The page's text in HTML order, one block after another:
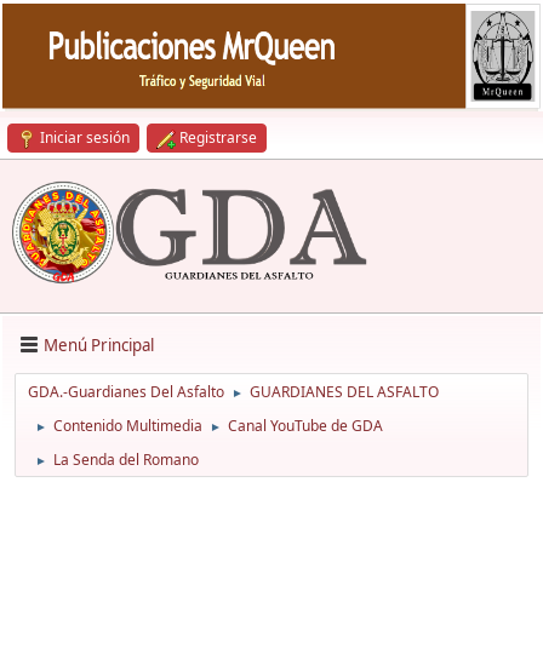
Iniciar sesión Registrarse
Menú Principal
GDA.-Guardianes Del Asfalto ► GUARDIANES DEL ASFALTO
► Contenido Multimedia ► Canal YouTube de GDA
► La Senda del Romano